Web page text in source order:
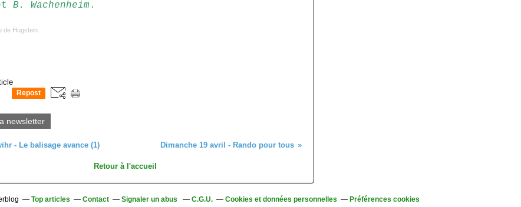
B. Wachenheim.
de Hugstein
Repost
newsletter
- Le balisage avance (1) Dimanche 19 avril - Rando pour tous
Retour à l'accueil
Top articles Contact Signaler un abus C.G.U. Cookies et données personnelles Préférences cookies